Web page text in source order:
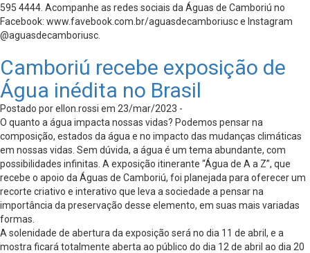
595 4444. Acompanhe as redes sociais da Águas de Camboriú no
Facebook: www.favebook.com.br/aguasdecamboriusc e Instagram
@aguasdecamboriusc.
Camboriú recebe exposição de
Água inédita no Brasil
Postado por ellon.rossi em 23/mar/2023 -
O quanto a água impacta nossas vidas? Podemos pensar na
composição, estados da água e no impacto das mudanças climáticas
em nossas vidas. Sem dúvida, a água é um tema abundante, com
possibilidades infinitas. A exposição itinerante “Água de A a Z”, que
recebe o apoio da Águas de Camboriú, foi planejada para oferecer um
recorte criativo e interativo que leva a sociedade a pensar na
importância da preservação desse elemento, em suas mais variadas
formas.
A solenidade de abertura da exposição será no dia 11 de abril, e a
mostra ficará totalmente aberta ao público do dia 12 de abril ao dia 20